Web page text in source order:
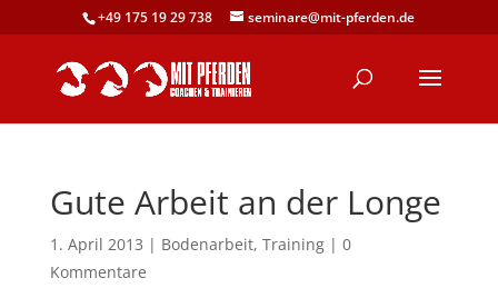
+49 175 19 29 738 seminare@mit-pferden.de
Gute Arbeit an der Longe
1. April 2013 | Bodenarbeit, Training| 0
Kommentare